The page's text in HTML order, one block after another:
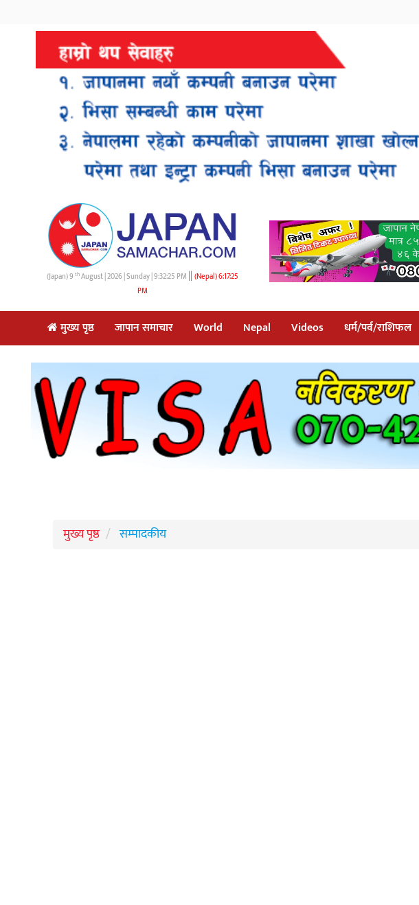
(Japan) 9 thAugust | 2026 | Sunday | 9:32:25 PM || (Nepal)6:17:25
PM
मुख्य पृष्ठ जापान समाचार World Nepal Videos धर्म/पर्व/राशिफल
मुख्य पृष्ठ सम्पादकीय